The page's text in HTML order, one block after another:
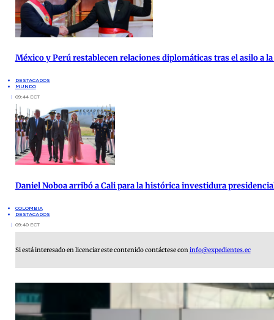
México y Perú restablecen relaciones diplomáticas tras el asilo a
DESTACADOS
MUNDO
09:44 ECT
Daniel Noboa arribó a Cali para la histórica investidura
COLOMBIA
DESTACADOS
09:40 ECT
Si está interesado en licenciar este contenido contáctese coninfo@expedientes.ec